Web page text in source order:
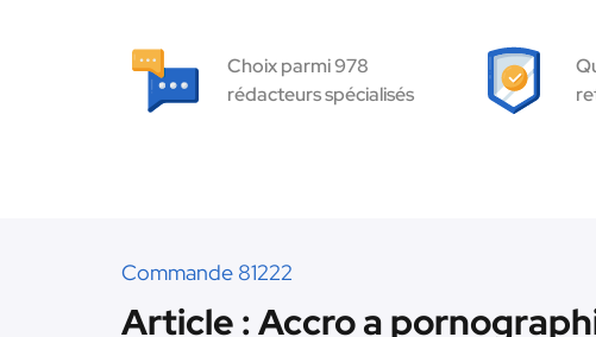
Choix parmi 978
rédacteurs spécialisés
Commande 81222
Article : Accro a